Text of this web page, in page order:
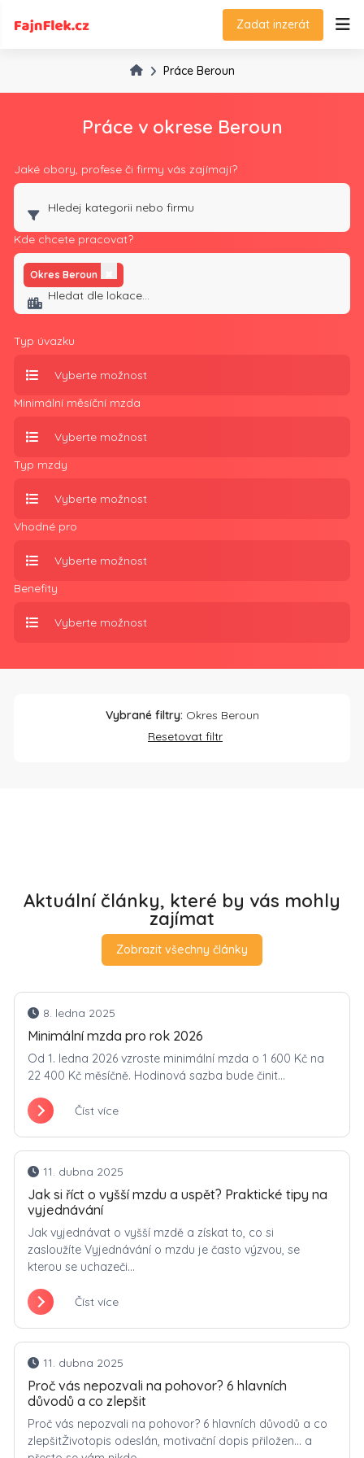
Zadat inzerát
Práce Beroun
Práce v okrese Beroun
Jaké obory, profese či firmy vás zajímají?
Kde chcete pracovat?
Okres Beroun
Typ úvazku
Vyberte možnost
Minimální měsíční mzda
Vyberte možnost
Typ mzdy
Vyberte možnost
Vhodné pro
Vyberte možnost
Benefity
Vyberte možnost
Vybrané filtry: Okres Beroun
Resetovat filtr
Aktuální články, které by vás mohly
zajímat
Zobrazit všechny články
8. ledna 2025
Minimální mzda pro rok 2026
Od 1. ledna 2026 vzroste minimální mzda o 1 600 Kč na
22 400 Kč měsíčně. Hodinová sazba bude činit...
Číst více
11. dubna 2025
Jak si říct o vyšší mzdu a uspět? Praktické tipy na
vyjednávání
Jak vyjednávat o vyšší mzdě a získat to, co si
zasloužíte Vyjednávání o mzdu je často výzvou, se
kterou se uchazeči...
Číst více
11. dubna 2025
Proč vás nepozvali na pohovor? 6 hlavních
důvodů a co zlepšit
Proč vás nepozvali na pohovor? 6 hlavních důvodů a co
zlepšitŽivotopis odeslán, motivační dopis přiložen… a